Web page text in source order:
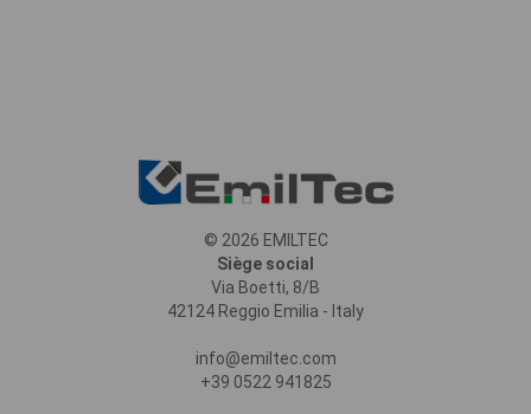
© 2026 EMILTEC
Siège social
Via Boetti, 8/B
42124 Reggio Emilia - Italy
info@emiltec.com
+39 0522 941825